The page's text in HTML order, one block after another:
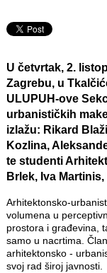
U četvrtak, 2.
Zagrebu, u
ULUPUH-ove
urbanističkih
izlažu: Rikard
Kozlina,
te studenti
Brlek, Iva
Arhitektonsko-
volumena u
prostora i građevina,
samo u nacrtima.
arhitektonsko -
svoj rad široj javnosti.